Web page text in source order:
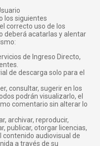
los siguientes
correcto uso de los
deberá acatarlas y alentar
de Ingreso Directo,
de descarga solo para el
consultar, sugerir en los
podrán visualizarlo, el
comentario sin alterar lo
archivar, reproducir,
publicar, otorgar licencias,
contenido audiovisual de
a través de su